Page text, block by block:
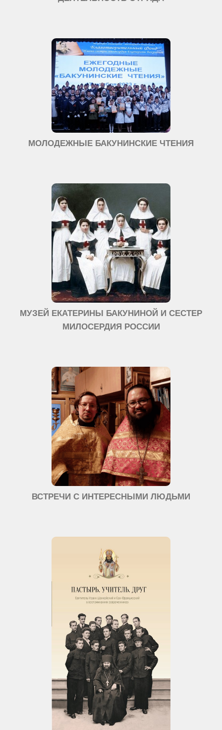
МОЛОДЕЖНЫЕ БАКУНИНСКИЕ ЧТЕНИЯ
МУЗЕЙ ЕКАТЕРИНЫ БАКУНИНОЙ И СЕСТЕР
МИЛОСЕРДИЯ РОССИИ
ВСТРЕЧИ С ИНТЕРЕСНЫМИ ЛЮДЬМИ